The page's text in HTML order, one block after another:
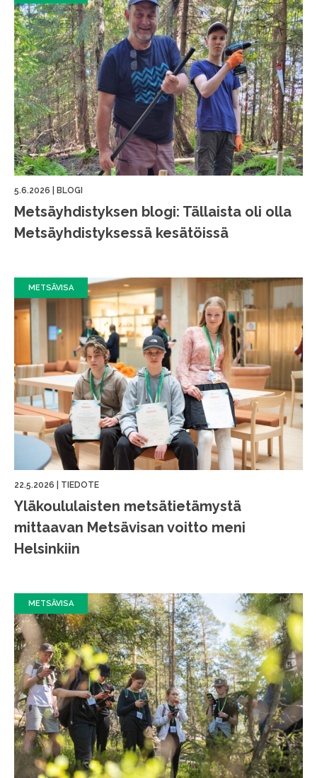
5.6.2026 BLOGI
Metsäyhdistyksen blogi: Tällaista oli olla
Metsäyhdistyksessä kesätöissä
METSÄVISA
22.5.2026 TIEDOTE
Yläkoululaisten metsätietämystä
mittaavan Metsävisan voitto meni
Helsinkiin
METSÄVISA